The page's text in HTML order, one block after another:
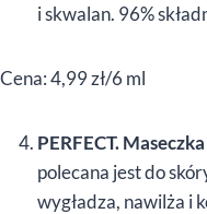
i skwalan. 96%
Cena: 4,99 zł/6 ml
PERFECT.
polecana jest do
wygładza, nawilża i